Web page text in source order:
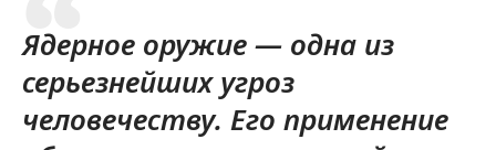
Ядерное оружие — одна из
серьезнейших угроз
человечеству. Его применение